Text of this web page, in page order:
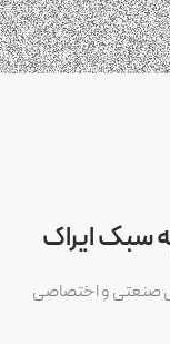
سبک ایراک
صنعتی و اختصاصی